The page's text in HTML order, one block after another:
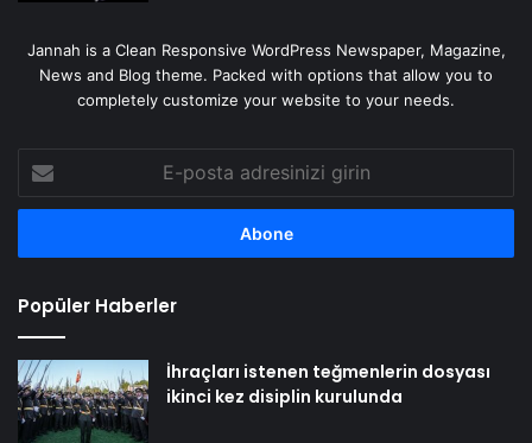
Jannah is a Clean Responsive WordPress Newspaper, Magazine,
News and Blog theme. Packed with options that allow you to
completely customize your website to your needs.
posta
adresinizi
Popüler Haberler
İhraçları istenen teğmenlerin dosyası
ikinci kez disiplin kurulunda